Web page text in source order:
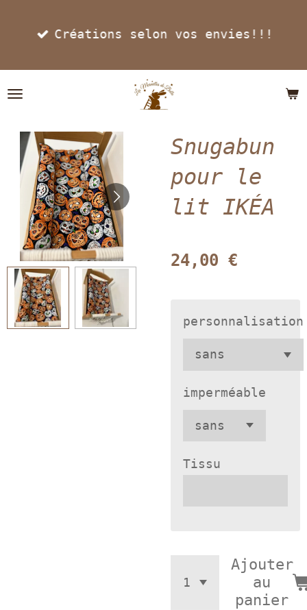
Créations selon vos envies!!!
Snugabun
pour le
lit IKÉA
24,00 €
personnalisation
imperméable
Tissu
Ajouter
au
panier